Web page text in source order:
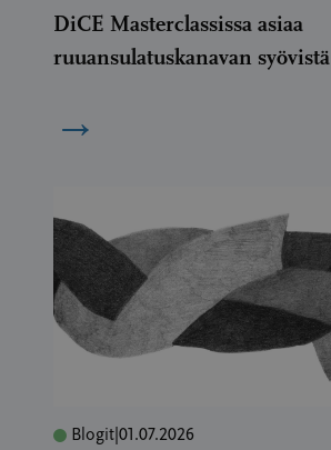
DiCE Masterclassissa asiaa
ruuansulatuskanavan syövistä
→
Blogit 01.07.2026